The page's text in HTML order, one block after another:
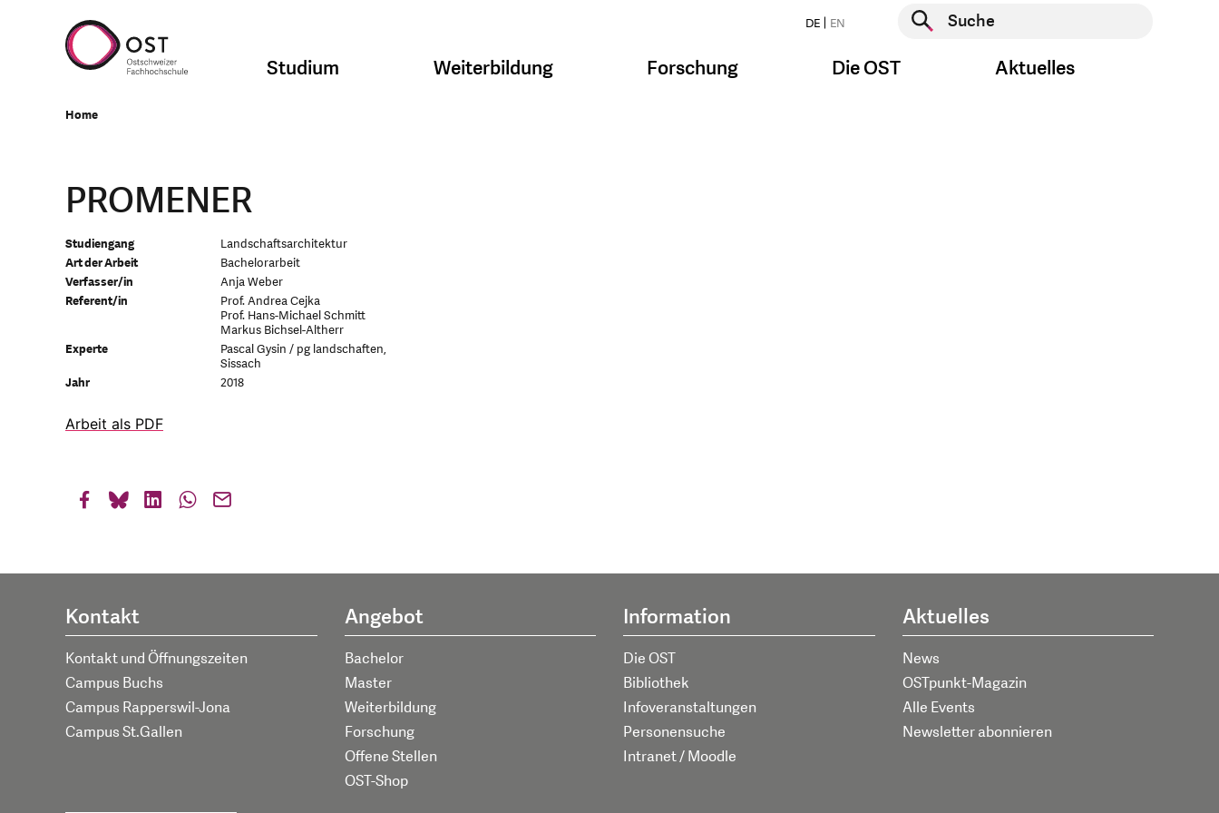
DE EN
Suche starten
Studium Weiterbildung Forschung Die OST Aktuelles
Home
PROMENER
Studiengang
Landschaftsarchitektur
Art der Arbeit
Bachelorarbeit
Verfasser/in
Anja Weber
Referent/in
Prof. Andrea Cejka
Prof. Hans-Michael Schmitt
Markus Bichsel-Altherr
Experte
Pascal Gysin / pg landschaften,
Sissach
Jahr
2018
Arbeit als PDF
Kontakt
Kontakt und Öffnungszeiten
Campus Buchs
Campus Rapperswil-Jona
Campus St.Gallen
Angebot
Bachelor
Master
Weiterbildung
Forschung
Offene Stellen
OST-Shop
Information
Die OST
Bibliothek
Infoveranstaltungen
Personensuche
Intranet / Moodle
Aktuelles
News
OSTpunkt-Magazin
Alle Events
Newsletter abonnieren